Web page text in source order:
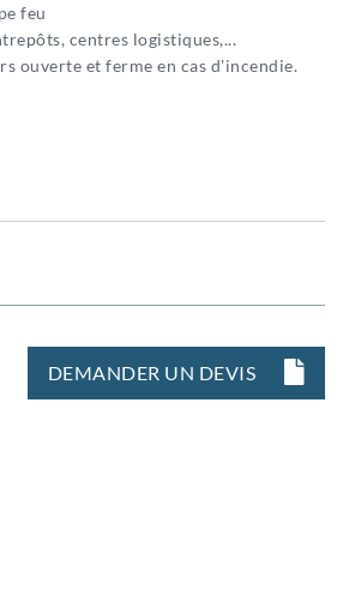
feu
centres logistiques,...
ouverte et ferme en cas d'incendie.
DEMANDER UN DEVIS